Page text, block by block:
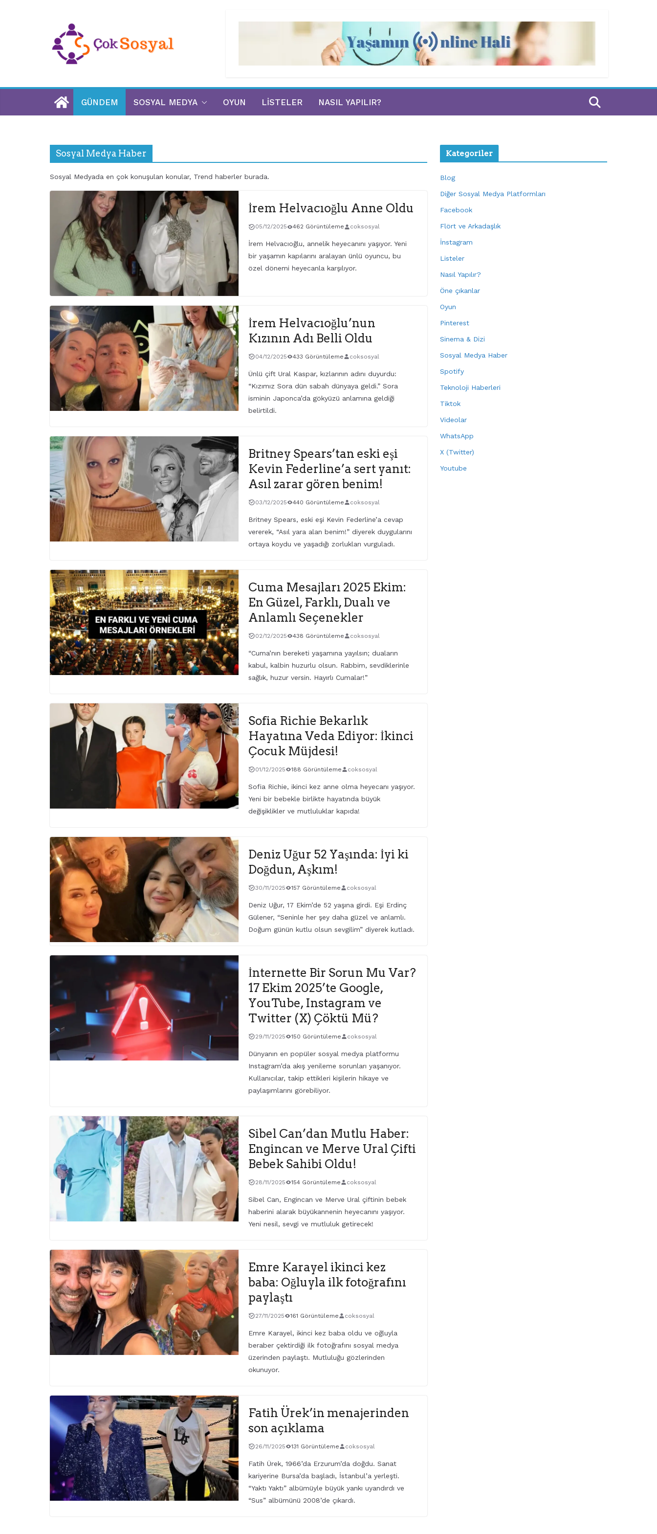
GÜNDEM SOSYAL MEDYA OYUN LISTELER NASIL YAPILIR?
Sosyal Medya Haber
Sosyal Medyada en çok konuşulan konular, Trend haberler burada.
İrem Helvacıoğlu Anne Oldu
05/12/2025 462 Görüntüleme coksosyal
İrem Helvacıoğlu, annelik heyecanını yaşıyor. Yeni
bir yaşamın kapılarını aralayan ünlü oyuncu, bu
özel dönemi heyecanla karşılıyor.
İrem Helvacıoğlu’nun
Kızının Adı Belli Oldu
04/12/2025 433 Görüntüleme coksosyal
Ünlü çift Ural Kaspar, kızlarının adını duyurdu:
“Kızımız Sora dün sabah dünyaya geldi.” Sora
isminin Japonca’da gökyüzü anlamına geldiği
belirtildi.
Britney Spears’tan eski eşi
Kevin Federline’a sert yanıt:
Asıl zarar gören benim!
03/12/2025 440 Görüntüleme coksosyal
Britney Spears, eski eşi Kevin Federline’a cevap
vererek, “Asıl yara alan benim!” diyerek duygularını
ortaya koydu ve yaşadığı zorlukları vurguladı.
Cuma Mesajları 2025 Ekim:
En Güzel, Farklı, Dualı ve
Anlamlı Seçenekler
02/12/2025 438 Görüntüleme coksosyal
“Cuma’nın bereketi yaşamına yayılsın; duaların
kabul, kalbin huzurlu olsun. Rabbim, sevdiklerinle
sağlık, huzur versin. Hayırlı Cumalar!”
Sofia Richie Bekarlık
Hayatına Veda Ediyor: İkinci
Çocuk Müjdesi!
01/12/2025 188 Görüntüleme coksosyal
Sofia Richie, ikinci kez anne olma heyecanı yaşıyor.
Yeni bir bebekle birlikte hayatında büyük
değişiklikler ve mutluluklar kapıda!
Deniz Uğur 52 Yaşında: İyi ki
Doğdun, Aşkım!
30/11/2025 157 Görüntüleme coksosyal
Deniz Uğur, 17 Ekim’de 52 yaşına girdi. Eşi Erdinç
Gülener, “Seninle her şey daha güzel ve anlamlı.
Doğum günün kutlu olsun sevgilim” diyerek kutladı.
İnternette Bir Sorun Mu Var?
17 Ekim 2025’te Google,
YouTube, Instagram ve
Twitter (X) Çöktü Mü?
29/11/2025 150 Görüntüleme coksosyal
Dünyanın en popüler sosyal medya platformu
Instagram’da akış yenileme sorunları yaşanıyor.
Kullanıcılar, takip ettikleri kişilerin hikaye ve
paylaşımlarını görebiliyor.
Sibel Can’dan Mutlu Haber:
Engincan ve Merve Ural Çifti
Bebek Sahibi Oldu!
28/11/2025 154 Görüntüleme coksosyal
Sibel Can, Engincan ve Merve Ural çiftinin bebek
haberini alarak büyükannenin heyecanını yaşıyor.
Yeni nesil, sevgi ve mutluluk getirecek!
Emre Karayel ikinci kez
baba: Oğluyla ilk fotoğrafını
paylaştı
27/11/2025 161 Görüntüleme coksosyal
Emre Karayel, ikinci kez baba oldu ve oğluyla
beraber çektirdiği ilk fotoğrafını sosyal medya
üzerinden paylaştı. Mutluluğu gözlerinden
okunuyor.
Fatih Ürek’in menajerinden
son açıklama
26/11/2025 131 Görüntüleme coksosyal
Fatih Ürek, 1966’da Erzurum’da doğdu. Sanat
kariyerine Bursa’da başladı, İstanbul’a yerleşti.
“Yaktı Yaktı” albümüyle büyük yankı uyandırdı ve
“Sus” albümünü 2008’de çıkardı.
Kategoriler
Blog
Diğer Sosyal Medya Platformları
Facebook
Flört ve Arkadaşlık
İnstagram
Listeler
Nasıl Yapılır?
Öne çıkanlar
Oyun
Pinterest
Sinema & Dizi
Sosyal Medya Haber
Spotify
Teknoloji Haberleri
Tiktok
Videolar
WhatsApp
X (Twitter)
Youtube